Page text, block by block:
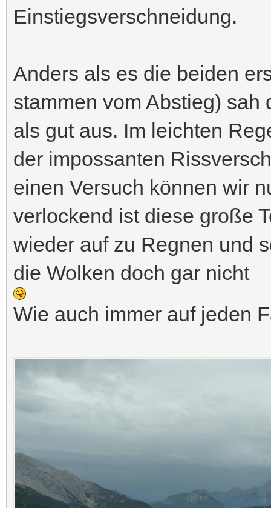
Einstiegsverschneidung.
Anders als es die beiden
stammen vom Abstieg)
als gut aus. Im leichten
der impossanten
einen Versuch können wir
verlockend ist diese große
wieder auf zu Regnen und
die Wolken doch gar nicht
Wie auch immer auf jeden